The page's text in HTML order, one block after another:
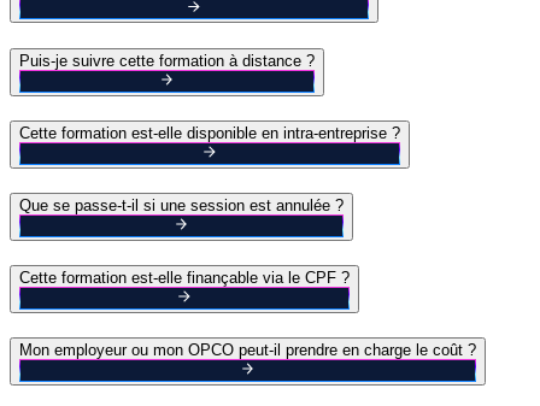
Puis-je suivre cette formation à distance ?
Cette formation est-elle disponible en intra-entreprise ?
Que se passe-t-il si une session est annulée ?
Cette formation est-elle finançable via le CPF ?
Mon employeur ou mon OPCO peut-il prendre en charge le coût ?